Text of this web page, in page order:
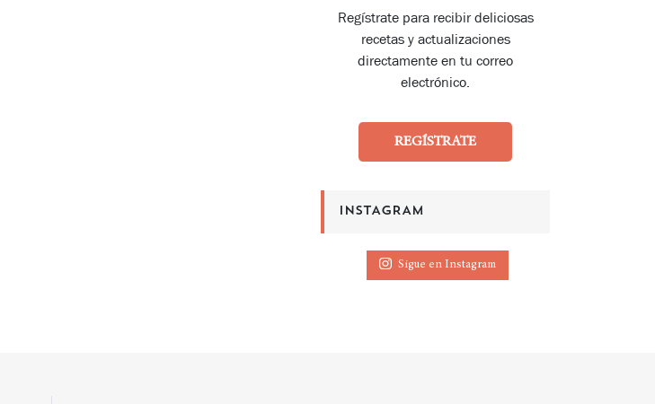
Regístrate para recibir deliciosas
recetas y actualizaciones
directamente en tu correo
electrónico.
REGÍSTRATE
INSTAGRAM
Sigue en Instagram